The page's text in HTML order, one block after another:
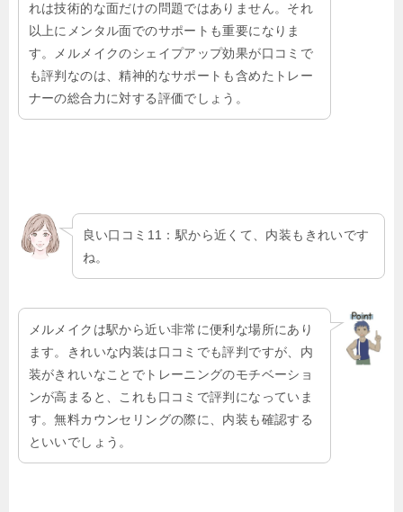
れは技術的な面だけの問題ではありません。それ
以上にメンタル面でのサポートも重要になりま
す。メルメイクのシェイプアップ効果が口コミで
も評判なのは、精神的なサポートも含めたトレー
ナーの総合力に対する評価でしょう。
良い口コミ11：駅から近くて、内装もきれいです
ね。
メルメイクは駅から近い非常に便利な場所にあり
ます。きれいな内装は口コミでも評判ですが、内
装がきれいなことでトレーニングのモチベーショ
ンが高まると、これも口コミで評判になっていま
す。無料カウンセリングの際に、内装も確認する
といいでしょう。